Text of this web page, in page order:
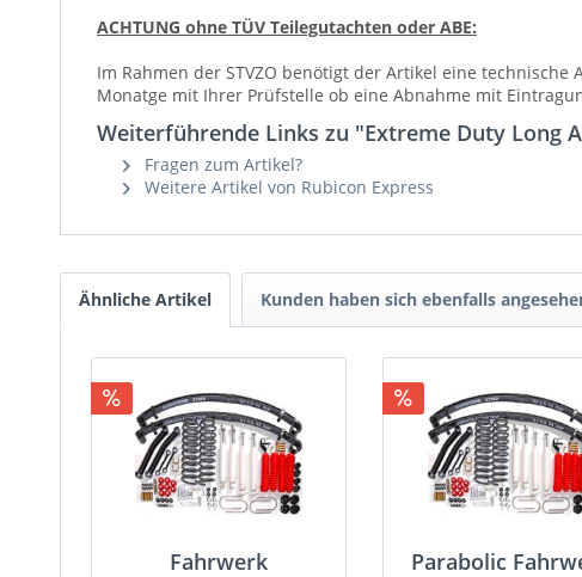
ACHTUNG ohne TÜV Teilegutachten oder ABE:
Im Rahmen der STVZO benötigt der Artikel eine
Monatge mit Ihrer Prüfstelle ob eine Abnahme mit
Weiterführende Links zu "Extreme Duty Long
Fragen zum Artikel?
Weitere Artikel von Rubicon Express
Ähnliche Artikel Kunden haben sich ebenfalls
Fahrwerk Parabolic